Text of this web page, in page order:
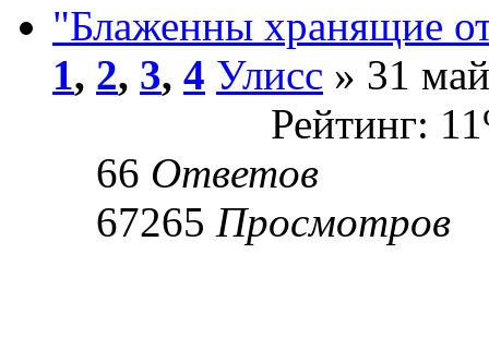
"Блаженны хранящие
1, 2, 3, 4 Улисс » 31
Рейтинг:
66 Ответов
67265 Просмотров